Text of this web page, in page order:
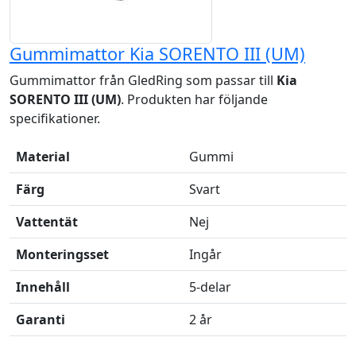
Gummimattor Kia SORENTO III (UM)
Gummimattor från GledRing som passar till Kia
SORENTO III (UM). Produkten har följande
specifikationer.
Material
Gummi
Färg
Svart
Vattentät
Nej
Monteringsset
Ingår
Innehåll
5-delar
Garanti
2 år